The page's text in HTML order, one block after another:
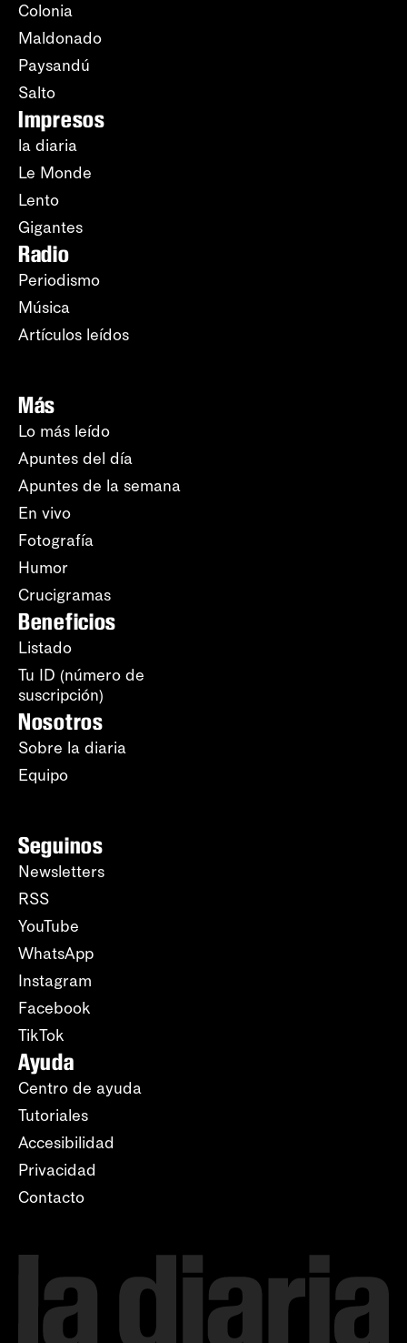
Colonia
Maldonado
Paysandú
Salto
Impresos
la diaria
Le Monde
Lento
Gigantes
Radio
Periodismo
Música
Artículos leídos
Más
Lo más leído
Apuntes del día
Apuntes de la semana
En vivo
Fotografía
Humor
Crucigramas
Beneficios
Listado
Tu ID (número de
suscripción)
Nosotros
Sobre la diaria
Equipo
Seguinos
Newsletters
RSS
YouTube
WhatsApp
Instagram
Facebook
TikTok
Ayuda
Centro de ayuda
Tutoriales
Accesibilidad
Privacidad
Contacto